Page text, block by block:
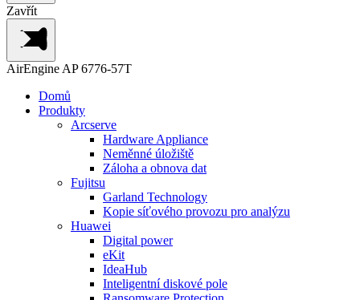
Zavřít
AirEngine AP 6776-57T
Domů
Produkty
Arcserve
Hardware Appliance
Neměnné úložiště
Záloha a obnova dat
Fujitsu
Garland Technology
Kopie síťového provozu pro analýzu
Huawei
Digital power
eKit
IdeaHub
Inteligentní diskové pole